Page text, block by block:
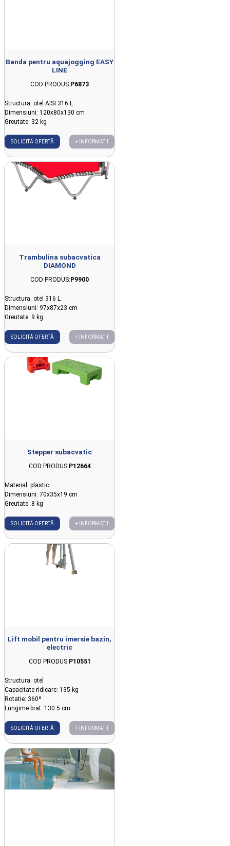
Banda pentru aquajogging EASY
LINE
COD PRODUS: P6873
Structura: otel AISI 316 L
Dimensiuni: 120x80x130 cm
Greutate: 32 kg
SOLICITĂ OFERTĂ + INFORMAȚII
Trambulina subacvatica
DIAMOND
COD PRODUS:P9900
Structura: otel 316 L
Dimensiuni: 97x87x23 cm
Greutate: 9 kg
SOLICITĂ OFERTĂ + INFORMAȚII
Stepper subacvatic
COD PRODUS: P12664
Material: plastic
Dimensiuni: 70x35x19 cm
Greutate: 8 kg
SOLICITĂ OFERTĂ + INFORMAȚII
Lift mobil pentru imersie bazin,
electric
COD PRODUS:P10551
Structura: otel
Capacitate ridicare: 135 kg
Rotatie: 360º
Lungime brat: 130.5 cm
SOLICITĂ OFERTĂ + INFORMAȚII